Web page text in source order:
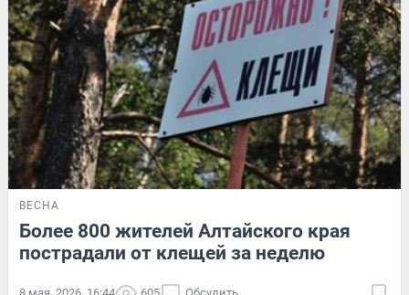
ВЕСНА
Более 800 жителей Алтайского края
пострадали от клещей за неделю